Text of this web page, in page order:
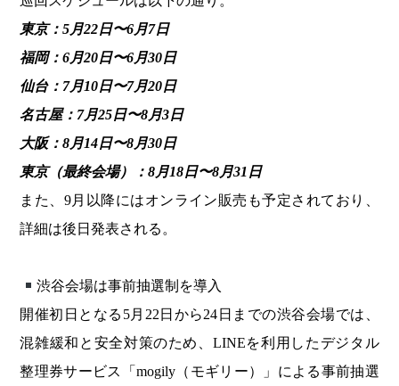
東京：5月22日〜6月7日
福岡：6月20日〜6月30日
仙台：7月10日〜7月20日
名古屋：7月25日〜8月3日
大阪：8月14日〜8月30日
東京（最終会場）：8月18日〜8月31日
また、9月以降にはオンライン販売も予定されており、
詳細は後日発表される。
渋谷会場は事前抽選制を導入
開催初日となる5月22日から24日までの渋谷会場では、
混雑緩和と安全対策のため、LINEを利用したデジタル
整理券サービス「mogily（モギリー）」による事前抽選